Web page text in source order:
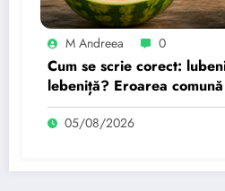
M Andreea 0
Cum se scrie corect:
lebeniță? Eroarea
români
05/08/2026